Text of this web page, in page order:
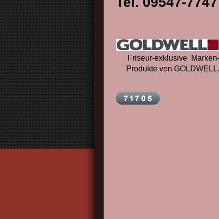
Friseur-exklusive
Produkte von